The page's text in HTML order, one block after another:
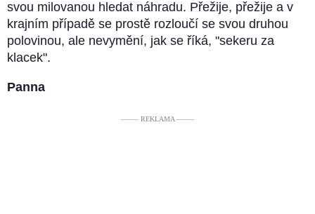
svou milovanou hledat náhradu. Přežije, přežije a v
krajním případě se prostě rozloučí se svou druhou
polovinou, ale nevymění, jak se říká, "sekeru za
klacek".
Panna
––––– REKLAMA –––––